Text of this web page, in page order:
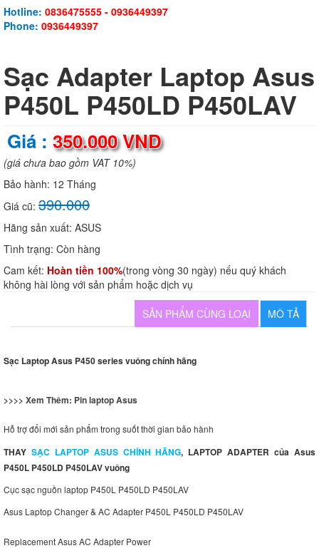
Hotline: 0836475555 - 0936449397
Phone: 0936449397
Sạc Adapter Laptop Asus
P450L P450LD P450LAV
Giá : 350.000 VND
(giá chưa bao gồm VAT 10%)
Bảo hành: 12 Tháng
Giá cũ: 390.000
Hãng sản xuất: ASUS
Tình trạng: Còn hàng
Cam kết: Hoàn tiền 100%(trong vòng 30 ngày) nếu quý khách
không hài lòng với sản phẩm hoặc dịch vụ
MÔ TẢ
SẢN PHẨM CÙNG LOẠI
Sạc Laptop Asus P450 series vuông chính hãng
>>>> Xem Thêm: Pin laptop Asus
Hỗ trợ đổi mới sản phẩm trong suốt thời gian bảo hành
THAY SẠC LAPTOP ASUS CHÍNH HÃNG, LAPTOP ADAPTER của Asus
P450L P450LD P450LAV vuông
Cục sạc nguồn laptop P450L P450LD P450LAV
Asus Laptop Changer & AC Adapter P450L P450LD P450LAV
Replacement Asus AC Adapter Power